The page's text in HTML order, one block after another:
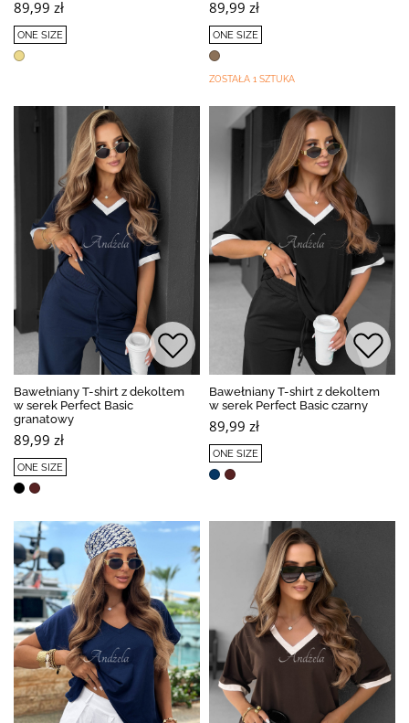
89,99 zł
ONE SIZE
89,99 zł
ONE SIZE
ZOSTAŁA 1 SZTUKA
Bawełniany T-shirt z dekoltem
w serek Perfect Basic
granatowy
89,99 zł
ONE SIZE
Bawełniany T-shirt z dekoltem
w serek Perfect Basic czarny
89,99 zł
ONE SIZE